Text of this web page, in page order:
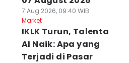
7 Aug 2026, 09:40 WIB
Market
IKLK Turun, Talenta
AI Naik: Apa yang
Terjadi di Pasar